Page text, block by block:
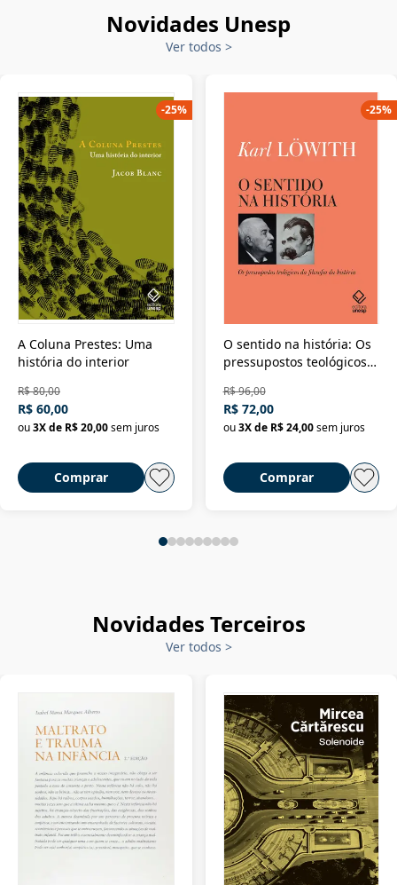
Novidades Unesp
Ver todos >
A Coluna Prestes: Uma
história do interior
R$ 80,00
R$ 60,00
ou3X de R$ 20,00sem juros
Comprar
-25%
O sentido na história: Os
pressupostos teológicos
R$ 96,00
R$ 72,00
ou 3X de R$ 24,00 sem juros
Comprar
-25%
Novidades Terceiros
Ver todos >